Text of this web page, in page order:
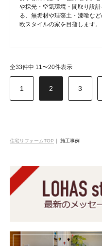
や採光・空気環境・間取り設
る、無垢材や珪藻土・漆喰な
欧スタイルの家を目指します。
全33件中 11〜20件表示
1 2 3
住宅リフォームTOP ｜ 施工事例